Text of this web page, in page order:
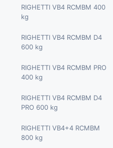
FLEXLIFTING ATLAS 1TE2L
1000 kg
FLEXLIFTING ATLAS 1TE3L
1000 kg
FLEXLIFTING OMNIA 2TL
2000 kg
PALAZZANI XTJ32 32 mt
PALAZZANI XTJ43 43 mt
PALAZZANI XTJ48 48 mt
ALMAC B1570-ETS 15 mt
ALMAC B1890 ETS 18 mt
15.4 mt
15.4 mt
SMARTLIFT SL 608 600 kg
SMARTLIFT SL 609 600 kg
SMARTLIFT SL 808 820 kg
kg
SMARTLIFT SL 1009 1000 kg
RIGHETTI VB4 RCMBM 400
kg
RIGHETTI VB4 RCMBM D4
600 kg
RIGHETTI VB4 RCMBM PRO
400 kg
RIGHETTI VB4 RCMBM D4
PRO 600 kg
RIGHETTI VB4+4 RCMBM
800 kg